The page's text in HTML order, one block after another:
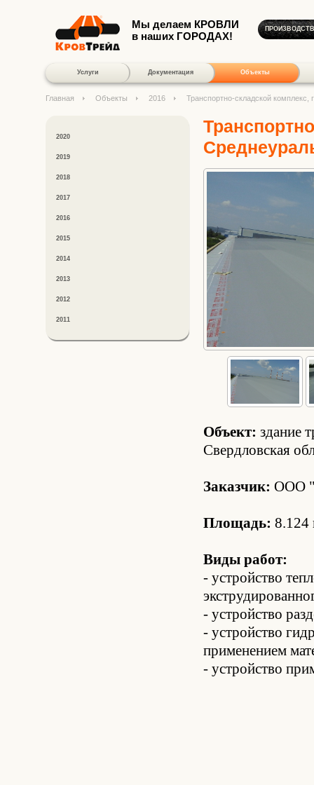
Мы делаем КРОВЛИ
в наших ГОРОДАХ!
Услуги Документация Объекты
Главная Объекты 2016 Транспортно-складской комплекс,
2020
2019
2018
2017
2016
2015
2014
2013
2012
2011
Объект: здание
Свердловская
Заказчик: ООО
Площадь: 8.124
Виды работ:
- устройство
- устройство
- устройство
применением
- устройство